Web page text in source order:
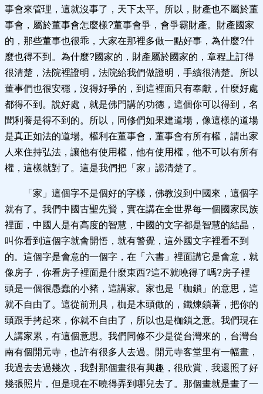
事會來管理，這就沒事了，天下太平。所以，財產也不屬於董
事會，屬於董事會怎麼樣?董事會爭，會爭霸財產。財產國家
的，那些董事也很乖，大家在那裡多做一點好事，為什麼?什
麼也得不到。為什麼?國家的，財產屬於國家的，章程上訂得
很清楚，法院裡證明，法院給我們做證明，手續很清楚。所以
董事們也很安穩，沒得好爭的，到這裡面只有奉獻，什麼好處
都得不到。說好處，就是佛門講的功德，這個你可以得到，名
聞利養是得不到的。所以，同修們如果建道場，像這樣的道場
是真正如法的道場。權利在董事會，董事會有所有權，請出家
人來住持弘法，讓他有使用權，他有使用權，他不可以有所有
權，這樣就對了。這是我們把「家」認清楚了。
「家」這個字不是個好的字樣，佛教沒到中國來，這個字
就有了。我們中國古聖先賢，實在講在全世界每一個國家民族
裡面，中國人是有高度的智慧，中國的文字都是智慧的結晶，
叫你看到這個字就會開悟，就有警覺，這外國文字裡看不到
的。這個字是會意的一個字，在「六書」裡面講它是會意，就
像房子，你看房子裡面是什麼東西?這不就曉得了嗎?房子裡
頭是一個很愚蠢的小豬，這講家。家也是「枷鎖」的意思，這
就不自由了。這從前刑具，枷是木頭做的，鐵煉鎖著，把你的
頭跟手拷起來，你就不自由了，所以也是枷鎖之意。我們現在
人講家累，有這個意思。我們同修不少是從台灣來的，台灣台
南有個開元寺，也許有很多人去過。開元寺客堂里有一幅畫，
我過去去過幾次，我對那個畫很有興趣，很欣賞，我還照了好
幾張照片，但是現在不曉得弄到哪兒去了。那個畫就是畫了一